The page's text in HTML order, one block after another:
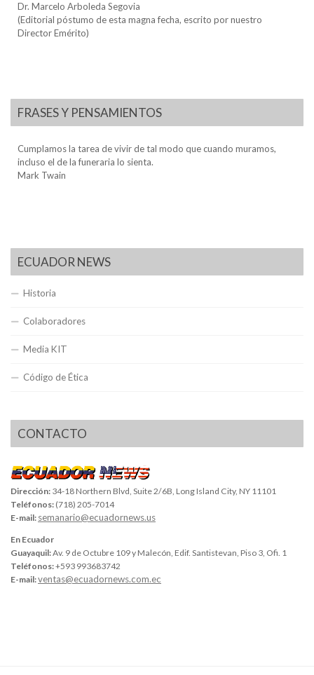
Dr. Marcelo Arboleda Segovia
(Editorial póstumo de esta magna fecha, escrito por nuestro
Director Emérito)
FRASES Y PENSAMIENTOS
Cumplamos la tarea de vivir de tal modo que cuando muramos,
incluso el de la funeraria lo sienta.
Mark Twain
ECUADOR NEWS
Historia
Colaboradores
Media KIT
Código de Ética
CONTACTO
Dirección: 34-18 Northern Blvd, Suite 2/6B, Long Island City, NY 11101
Teléfonos: (718) 205-7014
E-mail: semanario@ecuadornews.us
En Ecuador
Guayaquil:Av. 9 de Octubre 109 y Malecón, Edif. Santistevan, Piso 3, Ofi. 1
Teléfonos:+593 993683742
E-mail:ventas@ecuadornews.com.ec